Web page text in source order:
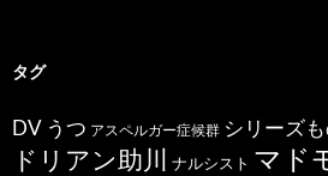
タグ
DV うつ アスペルガー症候群 シリーズ
ドリアン助川 ナルシスト マド